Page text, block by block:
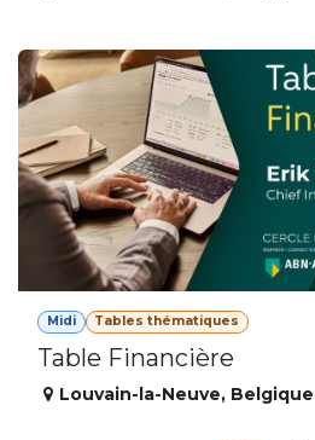
Midi Tables thématiques
Table Financière
Louvain-la-Neuve, Belgique